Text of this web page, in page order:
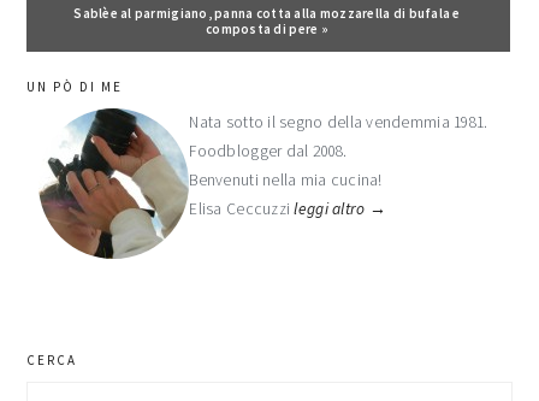
Post successivo:
Sablèe al parmigiano, panna cotta alla mozzarella di bufala e
composta di pere »
barra
laterale
primaria
UN PÒ DI ME
Nata sotto il segno della vendemmia 1981.
Foodblogger dal 2008.
Benvenuti nella mia cucina!
Elisa Ceccuzzileggi altro →
CERCA